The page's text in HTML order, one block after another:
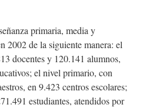
primaria, media y
2002 de la siguiente manera: el
docentes y 120.141 alumnos,
el nivel primario, con
en 9.423 centros escolares;
estudiantes, atendidos por